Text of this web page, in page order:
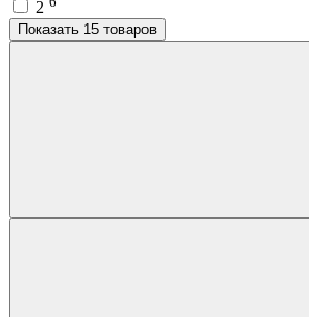
2
Показать 15 товаров